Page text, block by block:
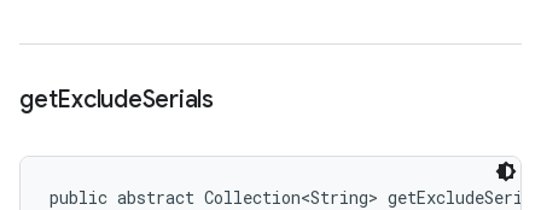
getExcludeSerials
public abstract Collection<String>